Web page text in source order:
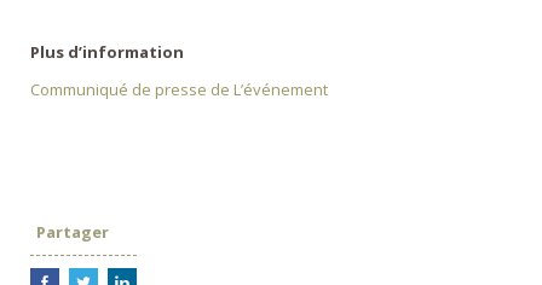
Plus d’information
Communiqué de presse de L’événement
Partager